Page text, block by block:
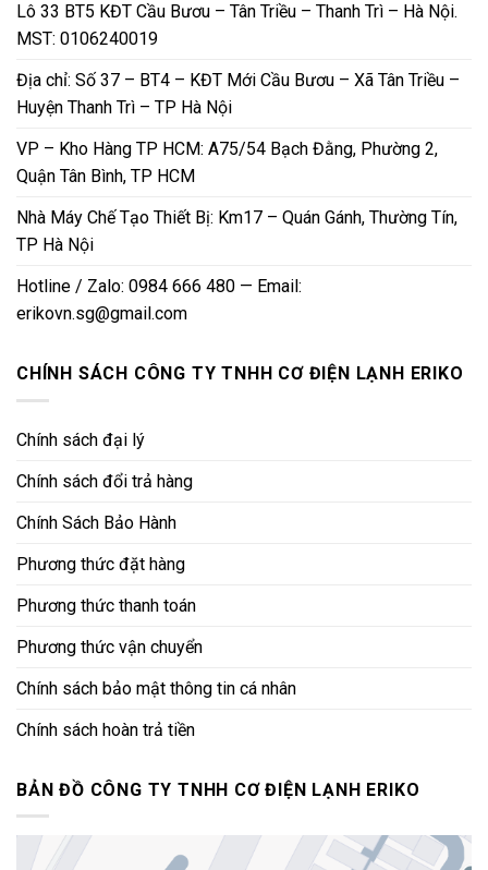
Lô 33 BT5 KĐT Cầu Bươu – Tân Triều – Thanh Trì – Hà Nội.
MST: 0106240019
Địa chỉ: Số 37 – BT4 – KĐT Mới Cầu Bươu – Xã Tân Triều –
Huyện Thanh Trì – TP Hà Nội
VP – Kho Hàng TP HCM: A75/54 Bạch Đằng, Phường 2,
Quận Tân Bình, TP HCM
Nhà Máy Chế Tạo Thiết Bị: Km17 – Quán Gánh, Thường Tín,
TP Hà Nội
Hotline / Zalo: 0984 666 480 — Email:
erikovn.sg@gmail.com
CHÍNH SÁCH CÔNG TY TNHH CƠ ĐIỆN LẠNH ERIKO
Chính sách đại lý
Chính sách đổi trả hàng
Chính Sách Bảo Hành
Phương thức đặt hàng
Phương thức thanh toán
Phương thức vận chuyển
Chính sách bảo mật thông tin cá nhân
Chính sách hoàn trả tiền
BẢN ĐỒ CÔNG TY TNHH CƠ ĐIỆN LẠNH ERIKO